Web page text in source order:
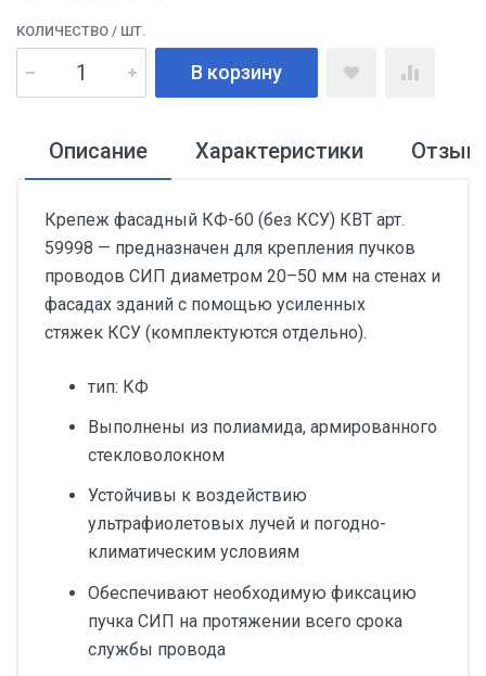
КОЛИЧЕСТВО / ШТ.
В корзину
Описание Характеристики
Крепеж фасадный КФ-60 (без КСУ) КВТ арт.
59998 — предназначен для крепления пучков
проводов СИП диаметром 20–50 мм на стенах и
фасадах зданий с помощью усиленных
стяжек КСУ (комплектуются отдельно).
тип: КФ
Выполнены из полиамида, армированного
стекловолокном
Устойчивы к воздействию
ультрафиолетовых лучей и погодно-
климатическим условиям
Обеспечивают необходимую фиксацию
пучка СИП на протяжении всего срока
службы провода